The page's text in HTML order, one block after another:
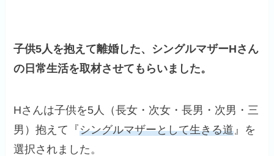
子供5人を抱えて離婚した、シングルマザーHさん
の日常生活を取材させてもらいました。
Hさんは子供を5人（長女・次女・長男・次男・三
男）抱えて『シングルマザーとして生きる道』を
選択されました。